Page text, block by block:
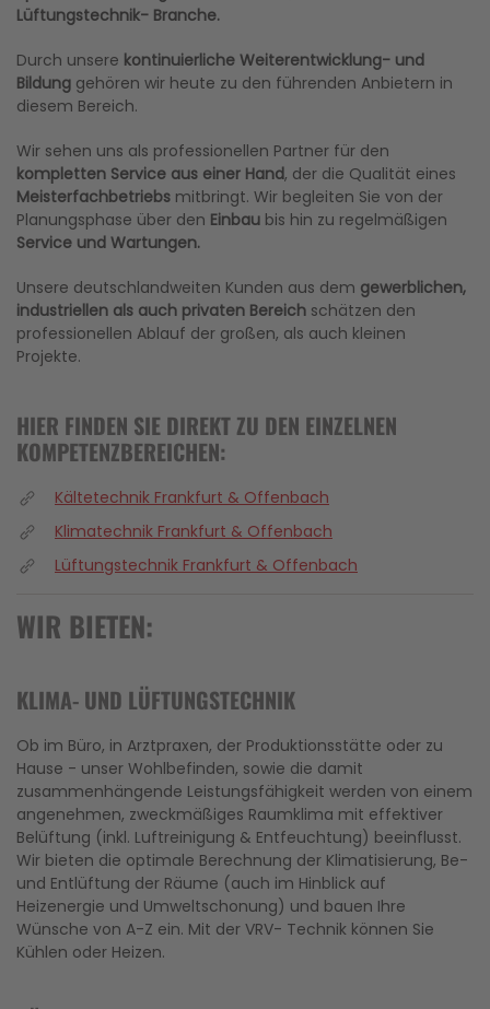
Lüftungstechnik- Branche.
Durch unsere kontinuierliche Weiterentwicklung- und
Bildung gehören wir heute zu den führenden Anbietern in
diesem Bereich.
Wir sehen uns als professionellen Partner für den
kompletten Service aus einer Hand, der die Qualität eines
Meisterfachbetriebs mitbringt. Wir begleiten Sie von der
Planungsphase über den Einbau bis hin zu regelmäßigen
Service und Wartungen.
Unsere deutschlandweiten Kunden aus dem gewerblichen,
industriellen als auch privaten Bereich schätzen den
professionellen Ablauf der großen, als auch kleinen
Projekte.
HIER FINDEN SIE DIREKT ZU DEN EINZELNEN
KOMPETENZBEREICHEN:
Kältetechnik Frankfurt & Offenbach
Klimatechnik Frankfurt & Offenbach
Lüftungstechnik Frankfurt & Offenbach
WIR BIETEN:
KLIMA- UND LÜFTUNGSTECHNIK
Ob im Büro, in Arztpraxen, der Produktionsstätte oder zu
Hause - unser Wohlbefinden, sowie die damit
zusammenhängende Leistungsfähigkeit werden von einem
angenehmen, zweckmäßiges Raumklima mit effektiver
Belüftung (inkl. Luftreinigung & Entfeuchtung) beeinflusst.
Wir bieten die optimale Berechnung der Klimatisierung, Be-
und Entlüftung der Räume (auch im Hinblick auf
Heizenergie und Umweltschonung) und bauen Ihre
Wünsche von A-Z ein. Mit der VRV- Technik können Sie
Kühlen oder Heizen.